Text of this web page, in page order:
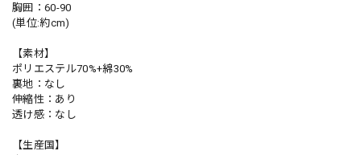
胸囲：60-90
(単位:約cm)
【素材】
ポリエステル70%+綿30%
裏地：なし
伸縮性：あり
透け感：なし
【生産国】